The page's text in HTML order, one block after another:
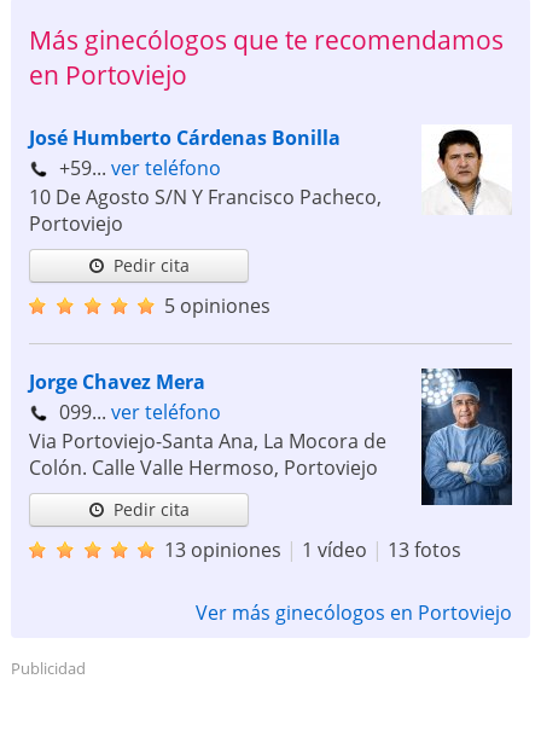
Más ginecólogos que te recomendamos
en Portoviejo
José Humberto Cárdenas Bonilla
+59... ver teléfono
10 De Agosto S/N Y Francisco Pacheco,
Portoviejo
Pedir cita
5 opiniones
Jorge Chavez Mera
099... ver teléfono
Via Portoviejo-Santa Ana, La Mocora de
Colón. Calle Valle Hermoso, Portoviejo
Pedir cita
13 opiniones | 1 vídeo | 13 fotos
Ver más ginecólogos en Portoviejo
Publicidad